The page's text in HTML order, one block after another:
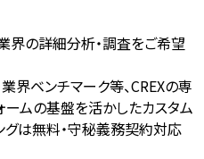
の詳細分析・調査をご希望
界ベンチマーク等、CREXの専
ームの基盤を活かしたカスタム
グは無料・守秘義務契約対応